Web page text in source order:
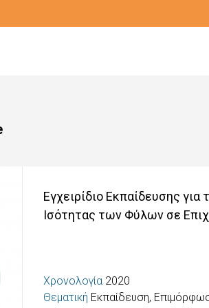
Εγχειρίδιο Εκπαίδευσης
Ισότητας των Φύλων σε
Χρονολογία 2020
Θεματική Εκπαίδευση,